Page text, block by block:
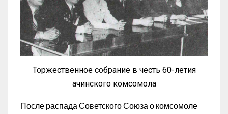
Торжественное собрание в честь 60-летия
ачинского комсомола
После распада Советского Союза о комсомоле